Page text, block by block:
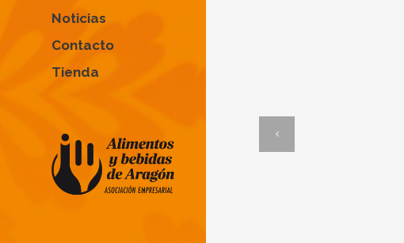
Noticias
Contacto
Tienda